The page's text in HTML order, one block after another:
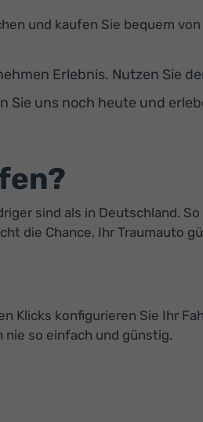
und kaufen Sie bequem von
Erlebnis. Nutzen Sie
uns noch heute und
sind als in Deutschland.
die Chance, Ihr Traumauto
Klicks konfigurieren Sie Ihr
nie so einfach und günstig.